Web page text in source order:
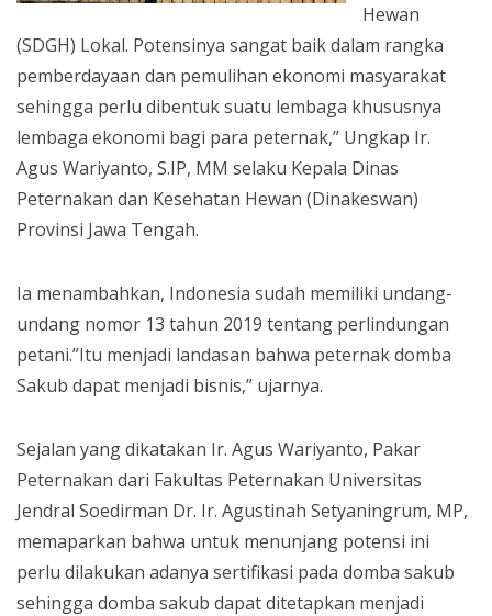
Hewan
(SDGH) Lokal. Potensinya sangat baik dalam rangka
pemberdayaan dan pemulihan ekonomi masyarakat
sehingga perlu dibentuk suatu lembaga khususnya
lembaga ekonomi bagi para peternak,” Ungkap Ir.
Agus Wariyanto, S.IP, MM selaku Kepala Dinas
Peternakan dan Kesehatan Hewan (Dinakeswan)
Provinsi Jawa Tengah.
Ia menambahkan, Indonesia sudah memiliki undang-
undang nomor 13 tahun 2019 tentang perlindungan
petani.”Itu menjadi landasan bahwa peternak domba
Sakub dapat menjadi bisnis,” ujarnya.
Sejalan yang dikatakan Ir. Agus Wariyanto, Pakar
Peternakan dari Fakultas Peternakan Universitas
Jendral Soedirman Dr. Ir. Agustinah Setyaningrum, MP,
memaparkan bahwa untuk menunjang potensi ini
perlu dilakukan adanya sertifikasi pada domba sakub
sehingga domba sakub dapat ditetapkan menjadi